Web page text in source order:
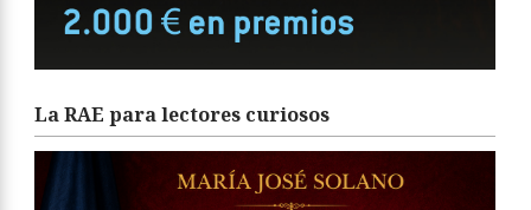
La RAE para lectores curiosos